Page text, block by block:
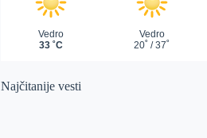
Najčitanije vesti